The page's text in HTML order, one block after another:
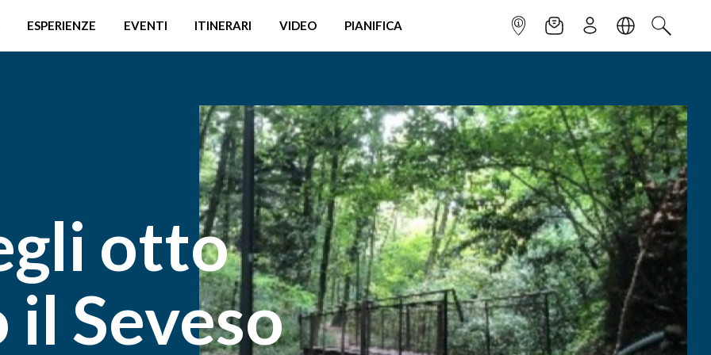
ESPERIENZE EVENTI ITINERARI VIDEO PIANIFICA INFOPOINTNEWSLETTER
ISCRIVITILINGUACERCA
otto
Seveso